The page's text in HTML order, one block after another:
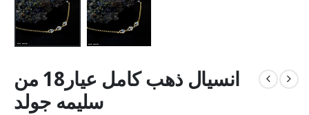
انسيال ذهب كامل عيار18 من
سليمه جولد